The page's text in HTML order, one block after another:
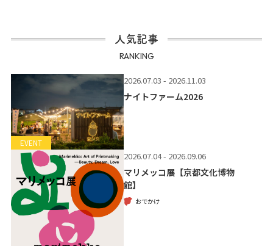
人気記事
RANKING
EVENT
2026.07.03 - 2026.11.03
ナイトファーム2026
2026.07.04 - 2026.09.06
マリメッコ展【京都文化博物
館】
おでかけ